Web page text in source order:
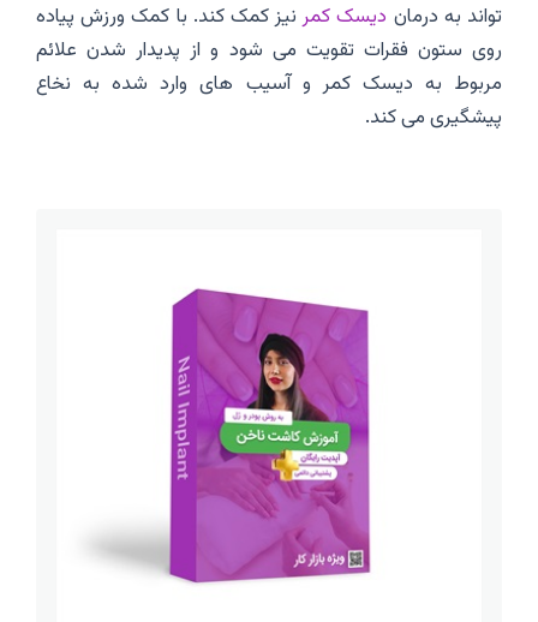
تواند به درمان دیسک کمرنیز کمک کند. با کمک ورزش پیاده
روی ستون فقرات تقویت می شود و از پدیدار شدن علائم
مربوط به دیسک کمر و آسیب های وارد شده به نخاع
پیشگیری می کند.